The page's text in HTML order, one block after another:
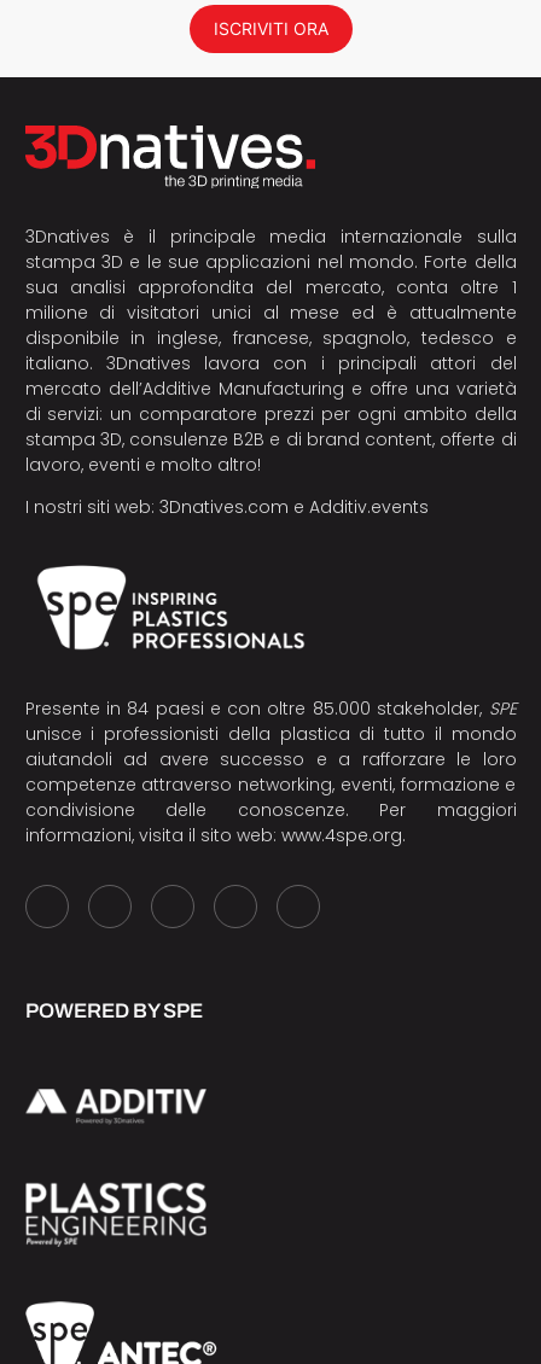
ISCRIVITI ORA
3Dnatives è il principale media internazionale sulla
stampa 3D e le sue applicazioni nel mondo. Forte della
sua analisi approfondita del mercato, conta oltre 1
milione di visitatori unici al mese ed è attualmente
disponibile in inglese, francese, spagnolo, tedesco e
italiano. 3Dnatives lavora con i principali attori del
mercato dell’Additive Manufacturing e offre una varietà
di servizi: un comparatore prezzi per ogni ambito della
stampa 3D, consulenze B2B e di brand content, offerte di
lavoro, eventi e molto altro!
I nostri siti web: 3Dnatives.com e Additiv.events
Presente in 84 paesi e con oltre 85.000 stakeholder, SPE
unisce i professionisti della plastica di tutto il mondo
aiutandoli ad avere successo e a rafforzare le loro
competenze attraverso networking, eventi, formazione e
condivisione delle conoscenze. Per maggiori
informazioni, visita il sito web: www.4spe.org.
POWERED BY SPE